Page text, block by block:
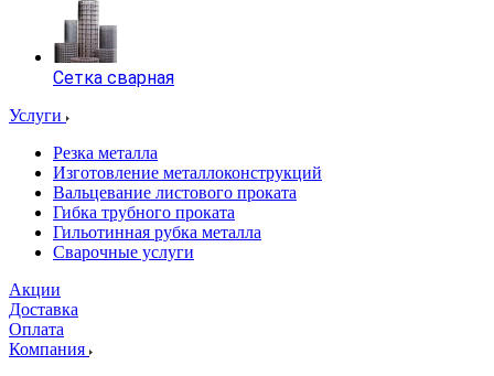
Сетка сварная
Услуги
Резка металла
Изготовление металлоконструкций
Вальцевание листового проката
Гибка трубного проката
Гильотинная рубка металла
Сварочные услуги
Акции
Доставка
Оплата
Компания